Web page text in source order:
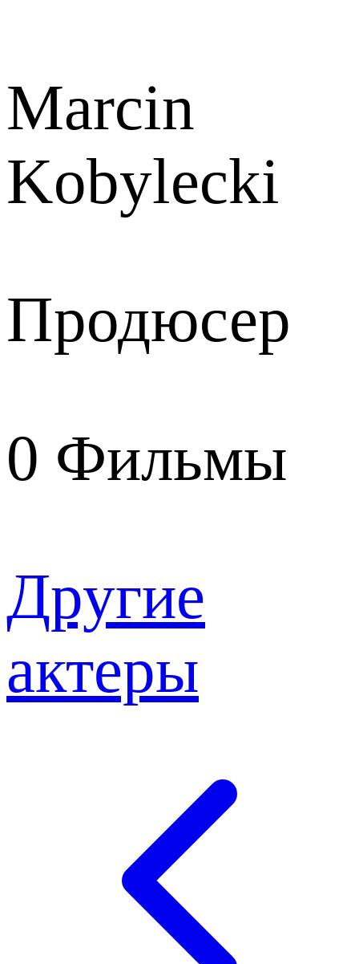
Marcin
Kobylecki
Продюсер
0 Фильмы
Другие
актеры